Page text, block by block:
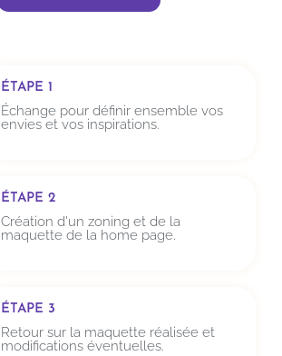
ÉTAPE 1
Échange pour définir ensemble vos
envies et vos inspirations.
ÉTAPE 2
Création d'un zoning et de la
maquette de la home page.
ÉTAPE 3
Retour sur la maquette réalisée et
modifications éventuelles.